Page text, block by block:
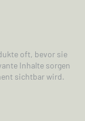
oft, bevor sie
Inhalte sorgen
sichtbar wird.